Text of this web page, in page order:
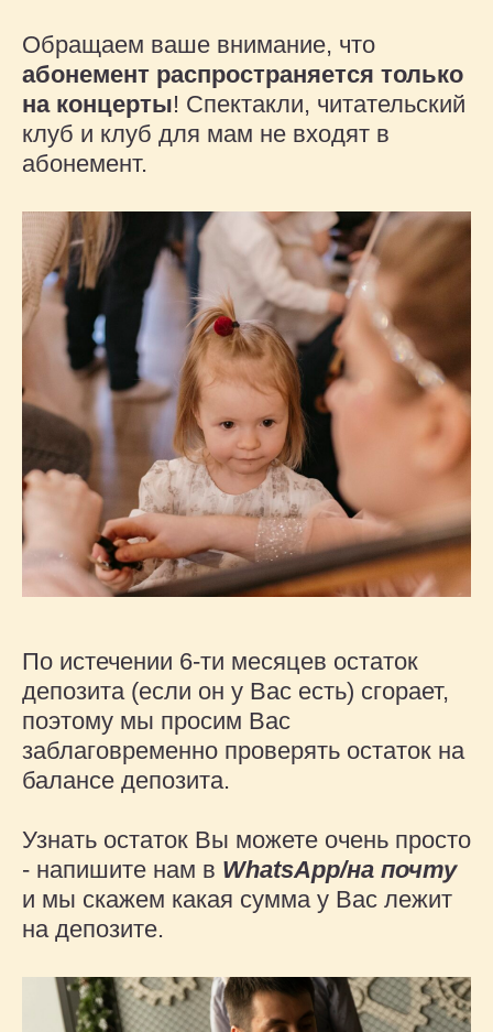
Обращаем ваше внимание, что
абонемент распространяется только
на концерты! Спектакли, читательский
клуб и клуб для мам не входят в
абонемент.
По истечении 6-ти месяцев остаток
депозита (если он у Вас есть) сгорает,
поэтому мы просим Вас
заблаговременно проверять остаток на
балансе депозита.
Узнать остаток Вы можете очень просто
- напишите нам в WhatsApp/на почту
и мы скажем какая сумма у Вас лежит
на депозите.